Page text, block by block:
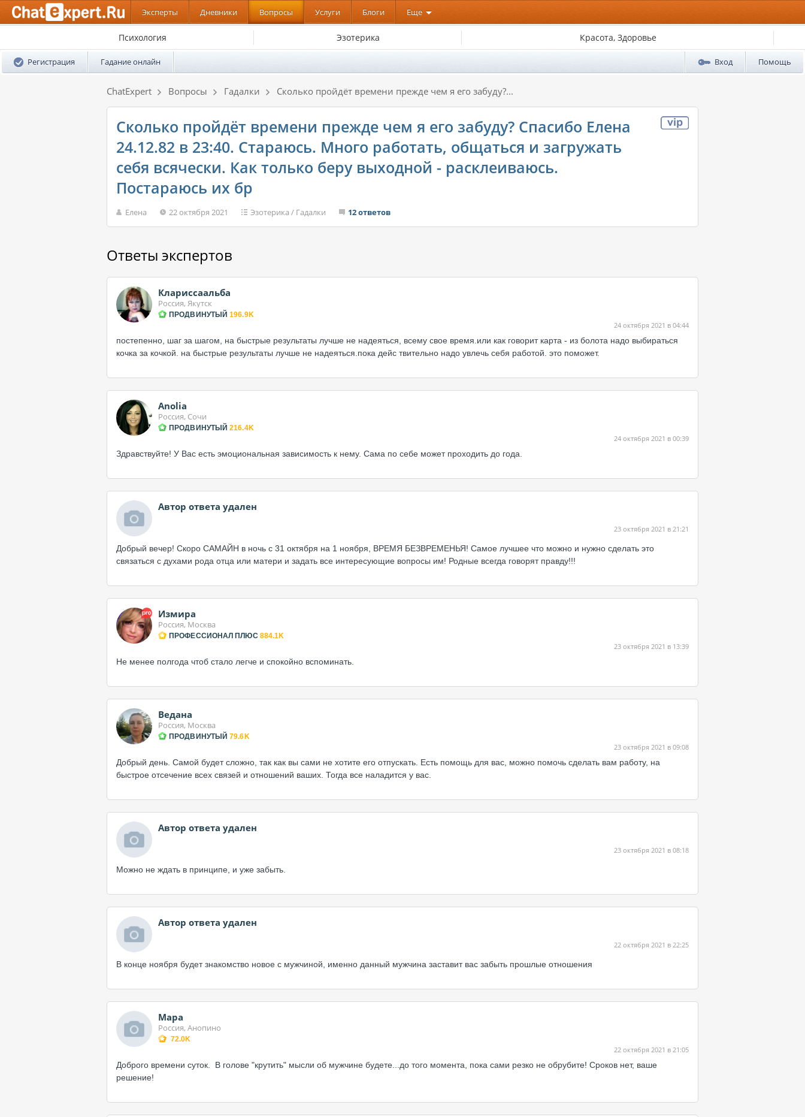
Эксперты Дневники Вопросы Услуги Блоги Еще
Психология Эзотерика Красота, Здоровье
Регистрация Гадание онлайн Вход Помощь
ChatExpert Вопросы Гадалки Сколько пройдёт времени прежде чем я его забуду?...
Сколько пройдёт времени прежде чем я его забуду? Спасибо Елена
24.12.82 в 23:40. Стараюсь. Много работать, общаться и загружать
себя всячески. Как только беру выходной - расклеиваюсь.
Постараюсь их бр
Елена 22 октября 2021 Эзотерика / Гадалки 12 ответов
Ответы экспертов
Клариссаальба
Россия, Якутск
ПРОДВИНУТЫЙ 196.9K
24 октября 2021 в 04:44
постепенно, шаг за шагом, на быстрые результаты лучше не надеяться, всему свое время.или как говорит карта - из болота надо выбираться
кочка за кочкой. на быстрые результаты лучше не надеяться.пока дейс твительно надо увлечь себя работой. это поможет.
Anolia
Россия, Сочи
ПРОДВИНУТЫЙ 216.4K
24 октября 2021 в 00:39
Здравствуйте! У Вас есть эмоциональная зависимость к нему. Сама по себе может проходить до года.
Автор ответа удален
23 октября 2021 в 21:21
Добрый вечер! Скоро САМАЙН в ночь с 31 октября на 1 ноября, ВРЕМЯ БЕЗВРЕМЕНЬЯ! Самое лучшее что можно и нужно сделать это
связаться с духами рода отца или матери и задать все интересующие вопросы им! Родные всегда говорят правду!!!
Измира
Россия, Москва
ПРОФЕССИОНАЛ ПЛЮС 884.1K
23 октября 2021 в 13:39
Не менее полгода чтоб стало легче и спокойно вспоминать.
Ведана
Россия, Москва
ПРОДВИНУТЫЙ 79.6K
23 октября 2021 в 09:08
Добрый день. Самой будет сложно, так как вы сами не хотите его отпускать. Есть помощь для вас, можно помочь сделать вам работу, на
быстрое отсечение всех связей и отношений ваших. Тогда все наладится у вас.
Автор ответа удален
23 октября 2021 в 08:18
Можно не ждать в принципе, и уже забыть.
Автор ответа удален
22 октября 2021 в 22:25
В конце ноября будет знакомство новое с мужчиной, именно данный мужчина заставит вас забыть прошлые отношения
Мара
Россия, Анопино
72.0K
22 октября 2021 в 21:05
Доброго времени суток. В голове "крутить" мысли об мужчине будете...до того момента, пока сами резко не обрубите! Сроков нет, ваше
решение!